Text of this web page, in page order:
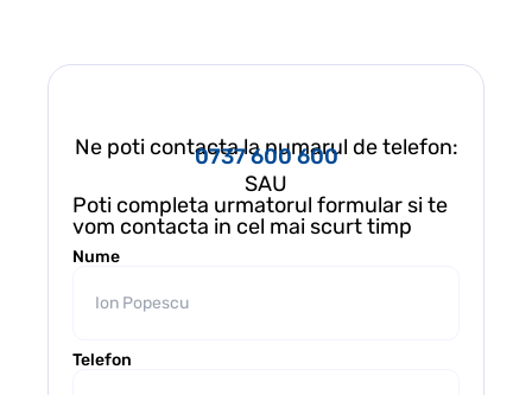
Ne poti contacta la numarul de telefon:
0737 600 600
SAU
Poti completa urmatorul formular si te
vom contacta in cel mai scurt timp
Nume
Telefon